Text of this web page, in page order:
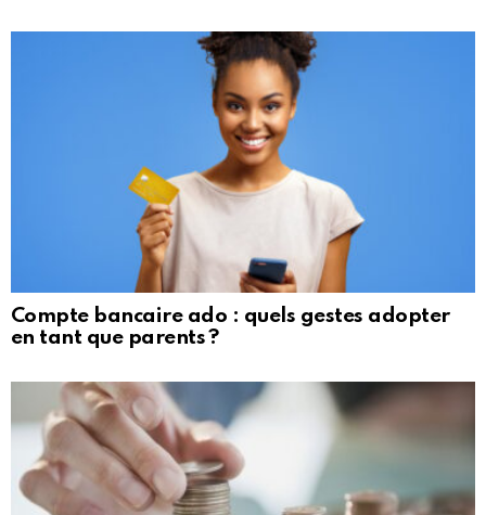
Compte bancaire ado : quels gestes adopter
en tant que parents ?